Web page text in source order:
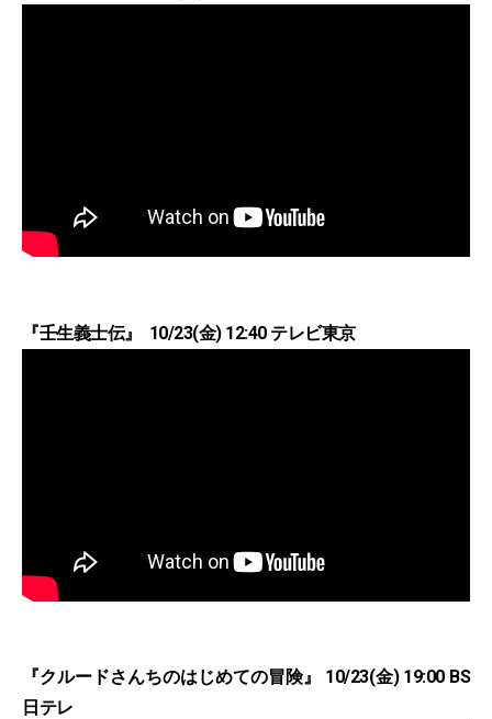
『壬生義士伝』 10/23(金) 12:40 テレビ東京
『クルードさんちのはじめての冒険』 10/23(金) 19:00 BS
日テレ